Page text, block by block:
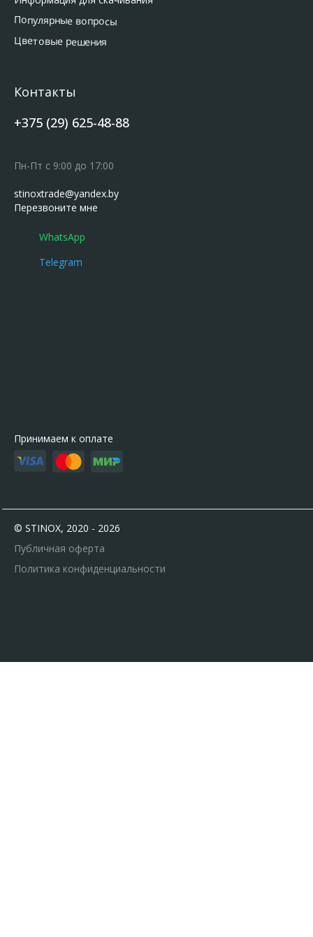
+375 (29) 625-48-88
Перезвоните мне
Популярные вопросы
Публичная оферта
Политика конфиденциальности
© STINOX, 2020 - 2026
Пн-Пт с 9:00 до 17:00
Контакты
Принимаем к оплате
WhatsApp
Telegram
Цветовые решения
stinoxtrade@yandex.by